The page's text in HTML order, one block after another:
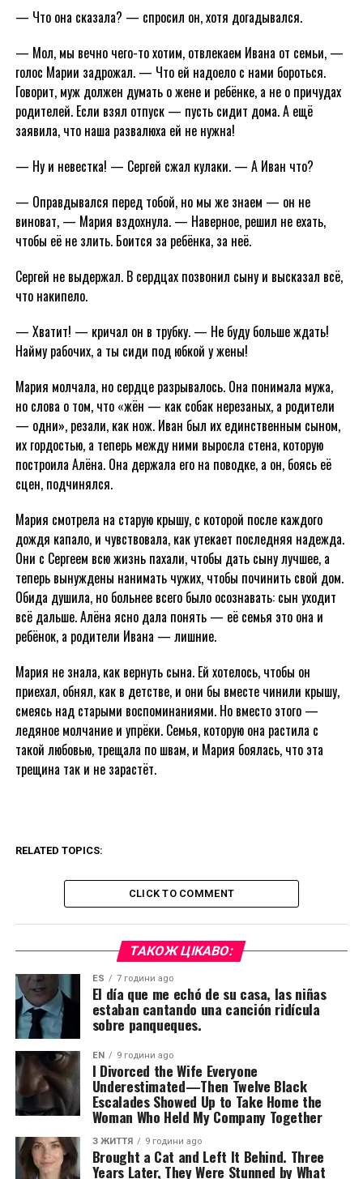
— Что она сказала? — спросил он, хотя догадывался.
— Мол, мы вечно чего-то хотим, отвлекаем Ивана от семьи, —
голос Марии задрожал. — Что ей надоело с нами бороться.
Говорит, муж должен думать о жене и ребёнке, а не о причудах
родителей. Если взял отпуск — пусть сидит дома. А ещё
заявила, что наша развалюха ей не нужна!
— Ну и невестка! — Сергей сжал кулаки. — А Иван что?
— Оправдывался перед тобой, но мы же знаем — он не
виноват, — Мария вздохнула. — Наверное, решил не ехать,
чтобы её не злить. Боится за ребёнка, за неё.
Сергей не выдержал. В сердцах позвонил сыну и высказал всё,
что накипело.
— Хватит! — кричал он в трубку. — Не буду больше ждать!
Найму рабочих, а ты сиди под юбкой у жены!
Мария молчала, но сердце разрывалось. Она понимала мужа,
но слова о том, что «жён — как собак нерезаных, а родители
— одни», резали, как нож. Иван был их единственным сыном,
их гордостью, а теперь между ними выросла стена, которую
построила Алёна. Она держала его на поводке, а он, боясь её
сцен, подчинялся.
Мария смотрела на старую крышу, с которой после каждого
дождя капало, и чувствовала, как утекает последняя надежда.
Они с Сергеем всю жизнь пахали, чтобы дать сыну лучшее, а
теперь вынуждены нанимать чужих, чтобы починить свой дом.
Обида душила, но больнее всего было осознавать: сын уходит
всё дальше. Алёна ясно дала понять — её семья это она и
ребёнок, а родители Ивана — лишние.
Мария не знала, как вернуть сына. Ей хотелось, чтобы он
приехал, обнял, как в детстве, и они бы вместе чинили крышу,
смеясь над старыми воспоминаниями. Но вместо этого —
ледяное молчание и упрёки. Семья, которую она растила с
такой любовью, трещала по швам, и Мария боялась, что эта
трещина так и не зарастёт.
RELATED TOPICS:
CLICK TO COMMENT
ТАКОЖ ЦІКАВО:
ES 7 години ago
El día que me echó de su casa, las niñas
estaban cantando una canción ridícula
sobre panqueques.
EN 9 години ago
I Divorced the Wife Everyone
Underestimated—Then Twelve Black
Escalades Showed Up to Take Home the
Woman Who Held My Company Together
З ЖИТТЯ 9 години ago
Brought a Cat and Left It Behind. Three
Years Later, They Were Stunned by What